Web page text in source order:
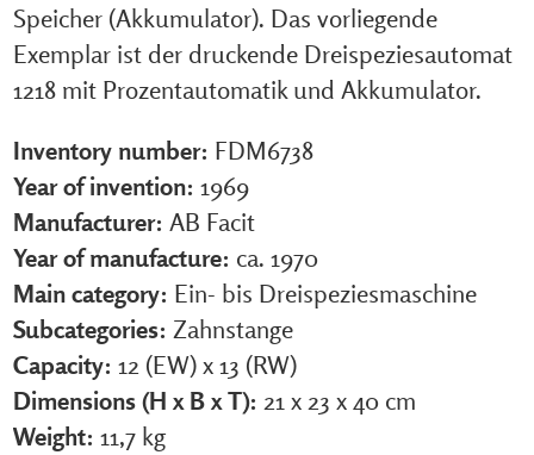
Speicher (Akkumulator). Das vorliegende
Exemplar ist der druckende Dreispeziesautomat
1218 mit Prozentautomatik und Akkumulator.
Inventory number: FDM6738
Year of invention: 1969
Manufacturer: AB Facit
Year of manufacture: ca. 1970
Main category: Ein- bis Dreispeziesmaschine
Subcategories: Zahnstange
Capacity: 12 (EW) x 13 (RW)
Dimensions (H x B x T): 21 x 23 x 40 cm
Weight: 11,7 kg